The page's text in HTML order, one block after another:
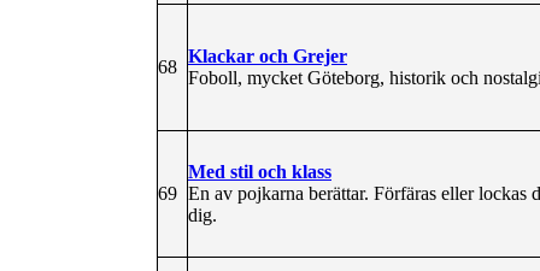
68
Klackar och Grejer
Foboll, mycket Göteborg, historik och
69
Med stil och klass
En av pojkarna berättar. Förfäras eller
dig.